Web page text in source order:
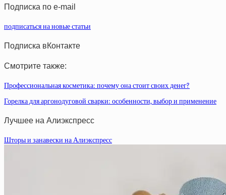
Подписка по e-mail
подписаться на новые статьи
Подписка вКонтакте
Смотрите также:
Профессиональная косметика: почему она стоит своих денег?
Горелка для аргонодуговой сварки: особенности, выбор и применение
Лучшее на Алиэкспресс
Шторы и занавески на Алиэкспресс